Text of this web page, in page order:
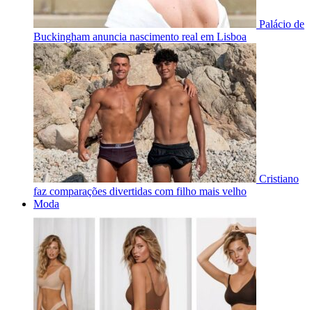
Palácio de
Buckingham anuncia nascimento real em Lisboa
Cristiano
faz comparações divertidas com filho mais velho
Moda